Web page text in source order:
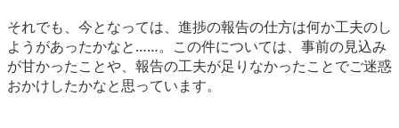
それでも、今となっては、進捗の報告の仕方は何か工夫のし
ようがあったかなと……。この件については、事前の見込み
が甘かったことや、報告の工夫が足りなかったことでご迷惑
おかけしたかなと思っています。